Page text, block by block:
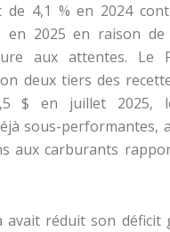
4,1 % en 2024
en 2025 en raison
aux attentes. Le
deux tiers des
$ en juillet 2025,
sous-
aux carburants
avait réduit son déficit